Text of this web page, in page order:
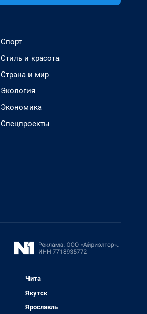
Спорт
Стиль и красота
Страна и мир
Экология
Экономика
Спецпроекты
Чита
Якутск
Ярославль